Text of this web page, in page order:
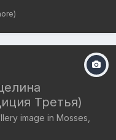
Третья)
image in Mosses,